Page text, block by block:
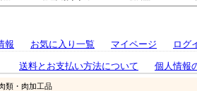
報
お気に入り一覧 マイページ ログ
送料とお支払い方法について 個人情報
類・肉加工品